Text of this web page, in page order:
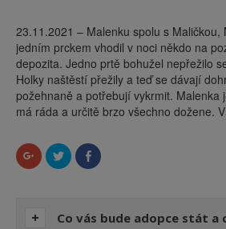
23.11.2021 – Malenku spolu s Maličkou,
jedním prckem vhodil v noci někdo na
depozita. Jedno prtě bohužel nepřežilo
Holky naštěstí přežily a teď se dávají
požehnaně a potřebují vykrmit. Malenka
má ráda a určitě brzo všechno dožene.
Sdílet
na
Google+
novém
okně)
Sdílet
na
Twitteru
novém
okně)
Click
to
se
v
Co vás bude adopce stát a